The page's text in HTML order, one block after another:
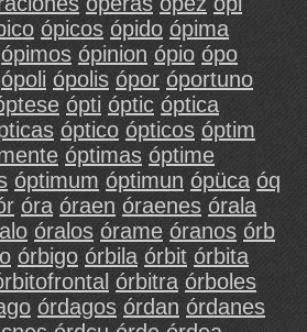
ópicos ópido ópima
ópimos ópinion ópio ópo
ópoli ópolis ópor óportuno
ópti óptic óptica
óptico ópticos óptim
óptimas óptime
óptimum óptimun ópüca óq
óra óraen óraenes órala
óralos órame óranos órb
órbigo órbila órbit órbita
órbitra órboles
órdagos órdan órdanes